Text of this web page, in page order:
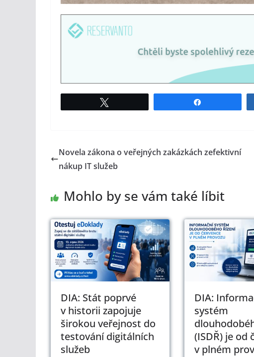
Novela zákona o veřejných zakázkách zefektivní
nákup IT služeb
Mohlo by se vám také líbit
DIA: Stát poprvé
v historii zapojuje
širokou veřejnost do
testování digitálních
služeb
DIA:
systém
(ISDŘ) je od
v plném